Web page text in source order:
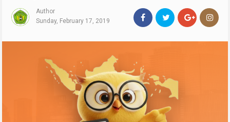
Author
Sunday, February 17, 2019